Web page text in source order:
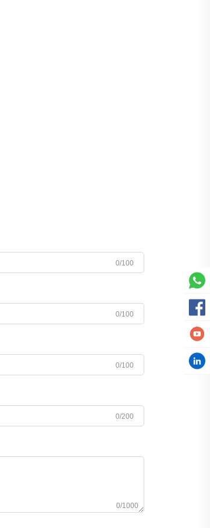
0/100
0/100
0/100
0/200
0/1000